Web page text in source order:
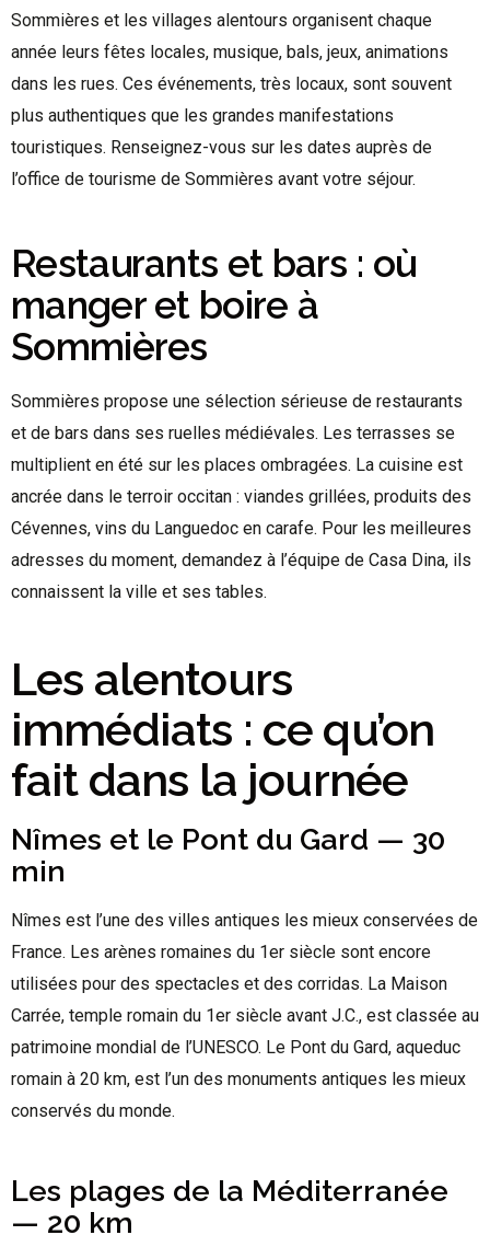
Sommières et les villages alentours organisent chaque
année leurs fêtes locales, musique, bals, jeux, animations
dans les rues. Ces événements, très locaux, sont souvent
plus authentiques que les grandes manifestations
touristiques. Renseignez-vous sur les dates auprès de
l’office de tourisme de Sommières avant votre séjour.
Restaurants et bars : où
manger et boire à
Sommières
Sommières propose une sélection sérieuse de restaurants
et de bars dans ses ruelles médiévales. Les terrasses se
multiplient en été sur les places ombragées. La cuisine est
ancrée dans le terroir occitan : viandes grillées, produits des
Cévennes, vins du Languedoc en carafe. Pour les meilleures
adresses du moment, demandez à l’équipe de Casa Dina, ils
connaissent la ville et ses tables.
Les alentours
immédiats : ce qu’on
fait dans la journée
Nîmes et le Pont du Gard — 30
min
Nîmes est l’une des villes antiques les mieux conservées de
France. Les arènes romaines du 1er siècle sont encore
utilisées pour des spectacles et des corridas. La Maison
Carrée, temple romain du 1er siècle avant J.C., est classée au
patrimoine mondial de l’UNESCO. Le Pont du Gard, aqueduc
romain à 20 km, est l’un des monuments antiques les mieux
conservés du monde.
Les plages de la Méditerranée
— 20 km